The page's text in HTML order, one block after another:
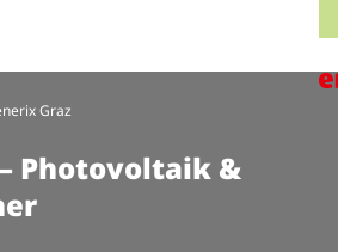
Graz
Photovoltaik &